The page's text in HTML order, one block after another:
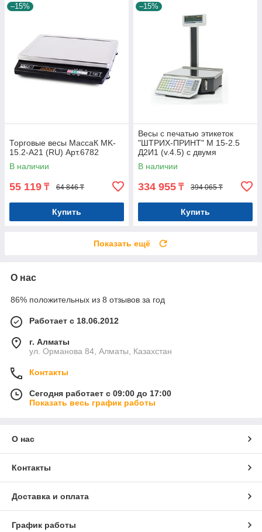
–15%
Торговые весы МассаК MK-
15.2-A21 (RU) Арт.6782
В наличии
55 119 ₸ 64 846 ₸
Купить
–15%
Весы с печатью этикеток
"ШТРИХ-ПРИНТ" М 15-2.5
Д2И1 (v.4.5) с двумя
дисплеями покупателя
Арт.8187
В наличии
334 955 ₸ 394 065 ₸
Купить
Показать ещё
О нас
86% положительных из 8 отзывов за год
Работает с 18.06.2012
г. Алматы
ул. Орманова 84, Алматы, Казахстан
Контакты
Сегодня работает с 09:00 до 17:00
Показать весь график работы
О нас
Контакты
Доставка и оплата
График работы